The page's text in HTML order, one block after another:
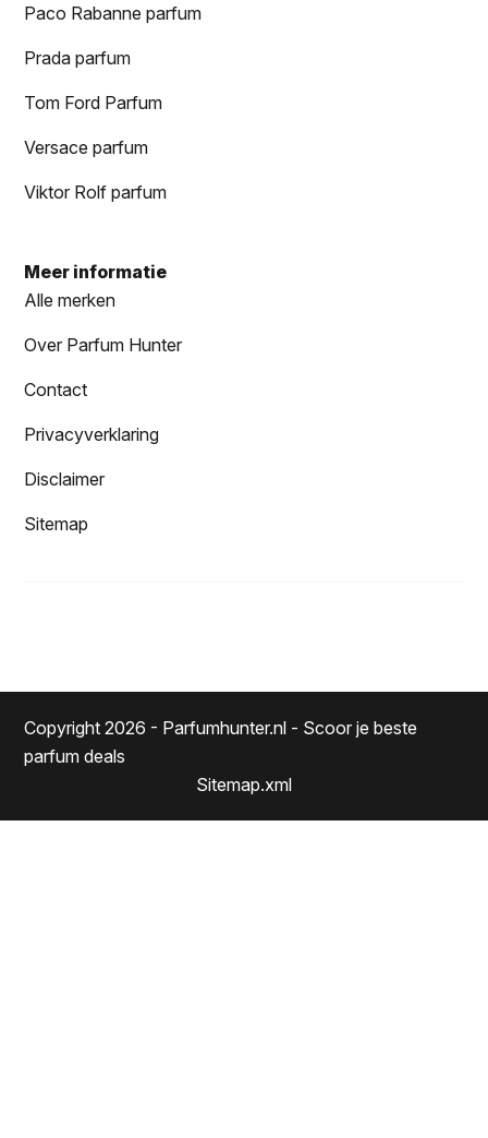
Paco Rabanne parfum
Prada parfum
Tom Ford Parfum
Versace parfum
Viktor Rolf parfum
Meer informatie
Alle merken
Over Parfum Hunter
Contact
Privacyverklaring
Disclaimer
Sitemap
Copyright 2026 - Parfumhunter.nl - Scoor je beste
parfum deals
Sitemap.xml